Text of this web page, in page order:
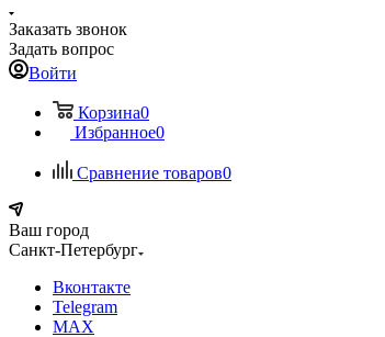
Заказать звонок
Задать вопрос
Войти
Корзина0
Избранное0
Сравнение товаров0
Ваш город
Санкт-Петербург
Вконтакте
Telegram
MAX